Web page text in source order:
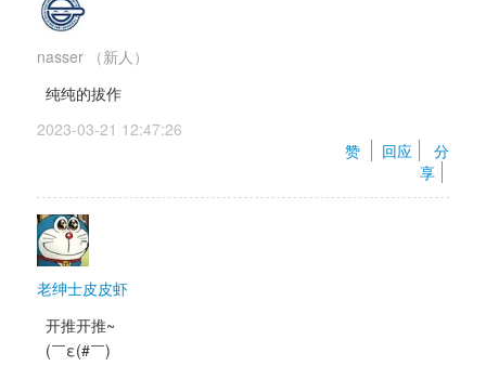
nasser
（新人）
纯纯的拔作
2023-03-21 12:47:26
赞
回应
分
享
老绅士皮皮虾
开推开推~
(￣ε(#￣)